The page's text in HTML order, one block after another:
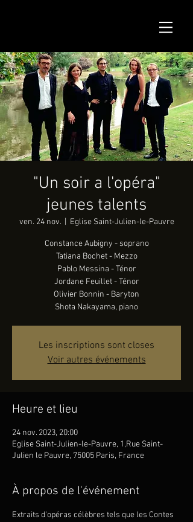
"Un soir a l'opéra"
jeunes talents
ven. 24 nov.
  |
Eglise Saint-Julien-le-Pauvre
Constance Aubigny - soprano
Tatiana Bochet - Mezzo
Pablo Messina - Ténor
Jordane Feuillet - Ténor
Olivier Bonnin - Baryton
Les inscriptions sont closes
Voir autres événements
Heure et lieu
24 nov. 2023, 20:00
Eglise Saint-Julien-le-Pauvre, 1,Rue Saint-
Julien le Pauvre, 75005 Paris, France
À propos de l'événement
Extraits d'opéras célèbres tels que les Contes